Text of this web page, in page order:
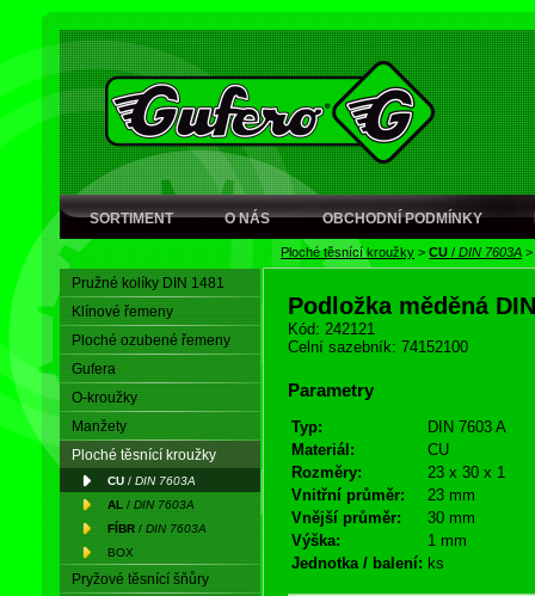
SORTIMENT O NÁS OBCHODNÍ PODMÍNKY
Ploché těsnící kroužky > CU / DIN 7603A >
Pružné kolíky DIN 1481
Klínové řemeny
Ploché ozubené řemeny
Gufera
O-kroužky
Manžety
Ploché těsnící kroužky
CU / DIN 7603A
AL / DIN 7603A
FÍBR / DIN 7603A
BOX
Pryžové těsnící šňůry
Podložka měděná
Kód: 242121
Celní sazebník: 74152100
Parametry
Typ:
DIN 7603 A
Materiál:
CU
Rozměry:
23 x 30 x 1
Vnitřní průměr:
23 mm
Vnější průměr:
30 mm
Výška:
1 mm
Jednotka / balení: ks